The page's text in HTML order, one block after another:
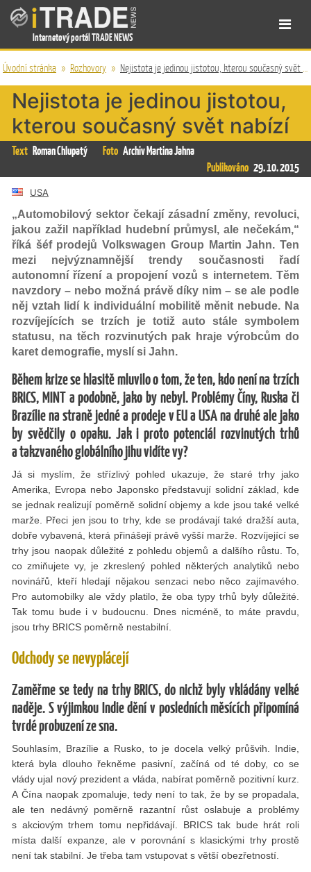
Internetový portál TRADE NEWS
Úvodní stránka » Rozhovory » Nejistota je jedinou jistotou, kterou současný svět nabízí
Nejistota je jedinou jistotou,
kterou současný svět nabízí
Text Roman Chlupatý Foto Archiv Martina Jahna
Publikováno 29. 10. 2015
USA
„Automobilový sektor čekají zásadní změny, revoluci,
jakou zažil například hudební průmysl, ale nečekám,“
říká šéf prodejů Volkswagen Group Martin Jahn. Ten
mezi nejvýznamnější trendy současnosti řadí
autonomní řízení a propojení vozů s internetem. Těm
navzdory – nebo možná právě díky nim – se ale podle
něj vztah lidí k individuální mobilitě měnit nebude. Na
rozvíjejících se trzích je totiž auto stále symbolem
statusu, na těch rozvinutých pak hraje výrobcům do
karet demografie, myslí si Jahn.
Během krize se hlasitě mluvilo o tom, že ten, kdo není na trzích
BRICS, MINT a podobně, jako by nebyl. Problémy Číny, Ruska či
Brazílie na straně jedné a prodeje v EU a USA na druhé ale jako
by svědčily o opaku. Jak i proto potenciál rozvinutých trhů
a takzvaného globálního jihu vidíte vy?
Já si myslím, že střízlivý pohled ukazuje, že staré trhy jako
Amerika, Evropa nebo Japonsko představují solidní základ, kde
se jednak realizují poměrně solidní objemy a kde jsou také velké
marže. Přeci jen jsou to trhy, kde se prodávají také dražší auta,
dobře vybavená, která přinášejí právě vyšší marže. Rozvíjející se
trhy jsou naopak důležité z pohledu objemů a dalšího růstu. To,
co zmiňujete vy, je zkreslený pohled některých analytiků nebo
novinářů, kteří hledají nějakou senzaci nebo něco zajímavého.
Pro automobilky ale vždy platilo, že oba typy trhů byly důležité.
Tak tomu bude i v budoucnu. Dnes nicméně, to máte pravdu,
jsou trhy BRICS poměrně nestabilní.
Odchody se nevyplácejí
Zaměřme se tedy na trhy BRICS, do nichž byly vkládány velké
naděje. S výjimkou Indie dění v posledních měsících připomíná
tvrdé probuzení ze sna.
Souhlasím, Brazílie a Rusko, to je docela velký průšvih. Indie,
která byla dlouho řekněme pasivní, začíná od té doby, co se
vlády ujal nový prezident a vláda, nabírat poměrně pozitivní kurz.
A Čína naopak zpomaluje, tedy není to tak, že by se propadala,
ale ten nedávný poměrně razantní růst oslabuje a problémy
s akciovým trhem tomu nepřidávají. BRICS tak bude hrát roli
místa další expanze, ale v porovnání s klasickými trhy prostě
není tak stabilní. Je třeba tam vstupovat s větší obezřetností.